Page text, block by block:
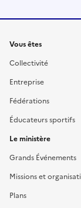
Liens
Vous êtes
Collectivité
Entreprise
Fédérations
Éducateurs sportifs
Le ministère
Grands Événements
Missions et
Plans